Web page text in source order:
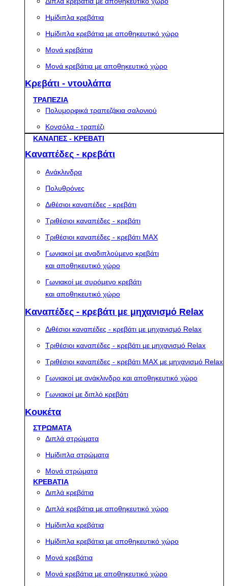
Ημίδιπλα κρεβάτια
Ημίδιπλα κρεβάτια με αποθηκευτικό χώρο
Μονά κρεβάτια
Μονά κρεβάτια με αποθηκευτικό χώρο
Κρεβάτι - ντουλάπα
ΤΡΑΠΕΖΙΑ
Πολυμορφικά τραπεζάκια σαλονιού
Κονσόλα - τραπέζι
ΚΑΝΑΠΕΣ - ΚΡΕΒΑΤΙ
Καναπέδες - κρεβάτι
Ανάκλινδρα
Πολυθρόνες
Διθέσιοι καναπέδες - κρεβάτι
Τριθέσιοι καναπέδες - κρεβάτι
Τριθέσιοι καναπέδες - κρεβάτι MAX
Γωνιακοί με αναδιπλούμενο κρεβάτι
και αποθηκευτικό χώρο
Γωνιακοί με συρόμενο κρεβάτι
και αποθηκευτικό χώρο
Καναπέδες - κρεβάτι με μηχανισμό Relax
Διθέσιοι καναπέδες - κρεβάτι με μηχανισμό Relax
Τριθέσιοι καναπέδες - κρεβάτι με μηχανισμό Relax
Τριθέσιοι καναπέδες - κρεβάτι MAX με μηχανισμό Relax
Γωνιακοί με ανάκλινδρο και αποθηκευτικό χώρο
Γωνιακοί με διπλό κρεβάτι
Κουκέτα
ΣΤΡΩΜΑΤΑ
Διπλά στρώματα
Ημίδιπλα στρώματα
Μονά στρώματα
ΚΡΕΒΑΤΙΑ
Διπλά κρεβάτια
Διπλά κρεβάτια με αποθηκευτικό χώρο
Ημίδιπλα κρεβάτια
Ημίδιπλα κρεβάτια με αποθηκευτικό χώρο
Μονά κρεβάτια
Μονά κρεβάτια με αποθηκευτικό χώρο